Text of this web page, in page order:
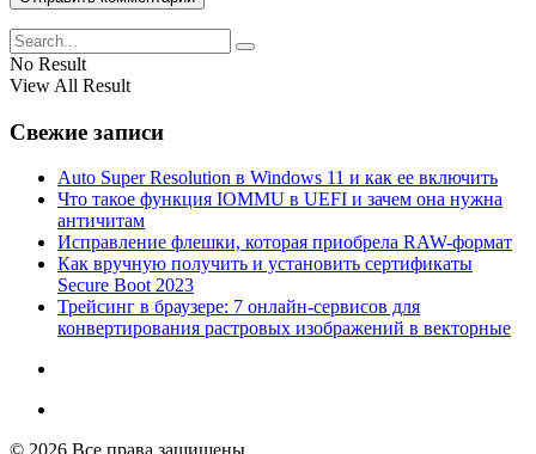
No Result
View All Result
Свежие записи
Auto Super Resolution в Windows 11 и как ее включить
Что такое функция IOMMU в UEFI и зачем она нужна
античитам
Исправление флешки, которая приобрела RAW-формат
Как вручную получить и установить сертификаты
Secure Boot 2023
Трейсинг в браузере: 7 онлайн-сервисов для
конвертирования растровых изображений в векторные